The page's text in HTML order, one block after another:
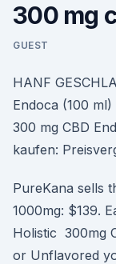
300 mg
GUEST
HANF
Endoca (100
300 mg CBD
kaufen:
PureKana sells
1000mg: $139.
Holistic 300mg
or Unflavored